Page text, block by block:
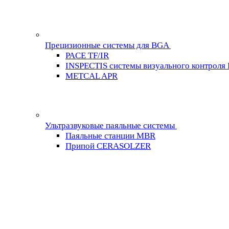
Прецизионные системы для BGA
PACE TF/IR
INSPECTIS системы визуального контроля
METCAL APR
Ультразвуковые паяльные системы
Паяльные станции MBR
Припой CERASOLZER